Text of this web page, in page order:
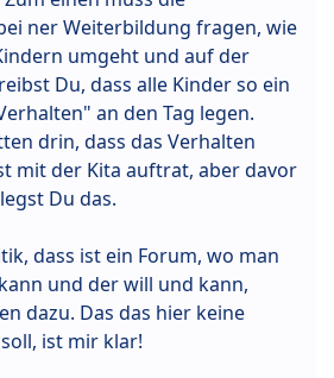
ner Weiterbildung fragen, wie
umgeht und auf der
Du, dass alle Kinder so ein
an den Tag legen.
drin, dass das Verhalten
mit der Kita auftrat, aber davor
Du das.
dass ist ein Forum, wo man
und der will und kann,
dazu. Das das hier keine
ist mir klar!